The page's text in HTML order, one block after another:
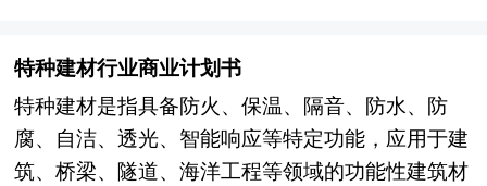
特种建材行业商业计划书
特种建材是指具备防火、保温、隔音、防水、防
腐、自洁、透光、智能响应等特定功能，应用于建
筑、桥梁、隧道、海洋工程等领域的功能性建筑材